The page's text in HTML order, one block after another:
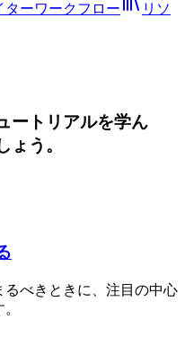
ターワークフロー
リソ
ートリアルを学ん
ょう。
べきときに、注目の中心